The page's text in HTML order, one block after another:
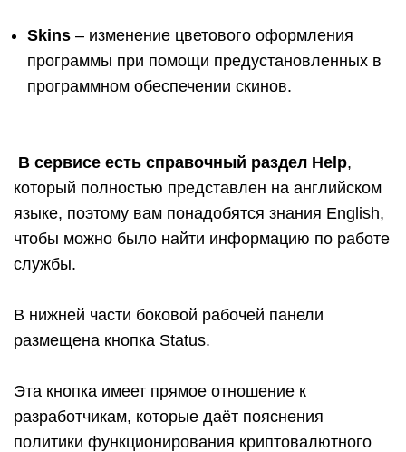
Skins – изменение цветового оформления
программы при помощи предустановленных в
программном обеспечении скинов.
В сервисе есть справочный раздел Help,
который полностью представлен на английском
языке, поэтому вам понадобятся знания English,
чтобы можно было найти информацию по работе
службы.
В нижней части боковой рабочей панели
размещена кнопка Status.
Эта кнопка имеет прямое отношение к
разработчикам, которые даёт пояснения
политики функционирования криптовалютного